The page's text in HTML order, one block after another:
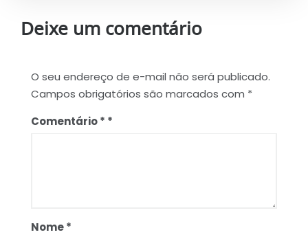
Deixe um comentário
O seu endereço de e-mail não será publicado.
Campos obrigatórios são marcados com *
Comentário*
Nome*